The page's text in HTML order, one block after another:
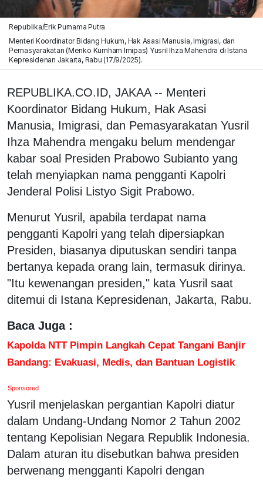
Republika/Erik Purnama Putra
Menteri Koordinator Bidang Hukum, Hak Asasi Manusia, Imigrasi, dan
Pemasyarakatan (Menko Kumham Imipas) Yusril Ihza Mahendra di Istana
Kepresidenan Jakarta, Rabu (17/9/2025).
REPUBLIKA.CO.ID, JAKAA -- Menteri
Koordinator Bidang Hukum, Hak Asasi
Manusia, Imigrasi, dan Pemasyarakatan Yusril
Ihza Mahendra mengaku belum mendengar
kabar soal Presiden Prabowo Subianto yang
telah menyiapkan nama pengganti Kapolri
Jenderal Polisi Listyo Sigit Prabowo.
Menurut Yusril, apabila terdapat nama
pengganti Kapolri yang telah dipersiapkan
Presiden, biasanya diputuskan sendiri tanpa
bertanya kepada orang lain, termasuk dirinya.
"Itu kewenangan presiden," kata Yusril saat
ditemui di Istana Kepresidenan, Jakarta, Rabu.
Baca Juga :
Kapolda NTT Pimpin Langkah Cepat Tangani Banjir
Bandang: Evakuasi, Medis, dan Bantuan Logistik
Sponsored
Yusril menjelaskan pergantian Kapolri diatur
dalam Undang-Undang Nomor 2 Tahun 2002
tentang Kepolisian Negara Republik Indonesia.
Dalam aturan itu disebutkan bahwa presiden
berwenang mengganti Kapolri dengan